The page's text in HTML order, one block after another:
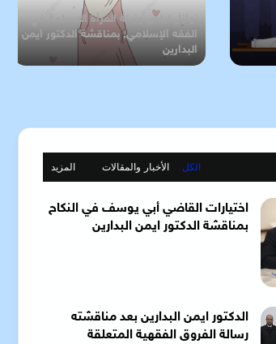
نوازل لباس وزينة المرأة المسلمة في
الفقه الإسلامي, بمناقشة الدكتور ايمن
البدارين
الكل الأخبار والمقالات المزيد
اختيارات القاضي أبي يوسف في النكاح
بمناقشة الدكتور ايمن البدارين
الدكتور ايمن البدارين بعد مناقشته
رسالة الفروق الفقهية المتعلقة